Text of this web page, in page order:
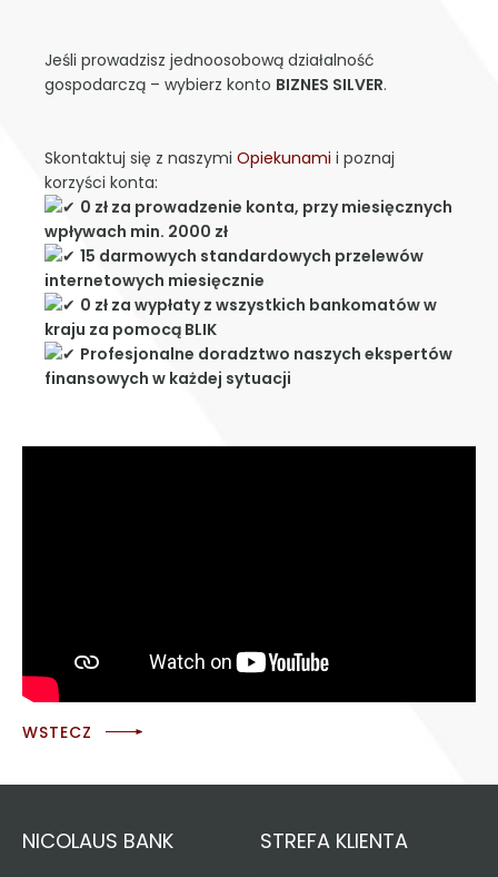
Jeśli prowadzisz jednoosobową działalność
gospodarczą – wybierz konto BIZNES SILVER.
Skontaktuj się z naszymi Opiekunami i poznaj
korzyści konta:
0 zł za prowadzenie konta, przy miesięcznych
wpływach min. 2000 zł
15 darmowych standardowych przelewów
internetowych miesięcznie
0 zł za wypłaty z wszystkich bankomatów w
kraju za pomocą BLIK
Profesjonalne doradztwo naszych ekspertów
finansowych w każdej sytuacji
WSTECZ
NICOLAUS BANK STREFA KLIENTA